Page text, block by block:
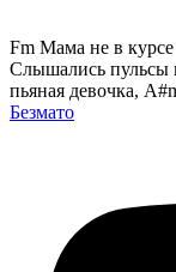
Fm Мама не в
Слышались пульсы
пьяная девочка,
Безмато